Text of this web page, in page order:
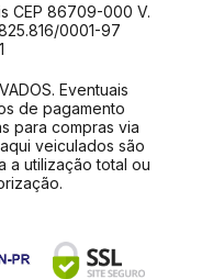
CEP 86709-000 V.
0001-97
Eventuais
de pagamento
para compras via
veiculados são
a utilização total ou